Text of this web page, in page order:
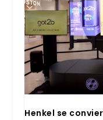
Hen­kel se